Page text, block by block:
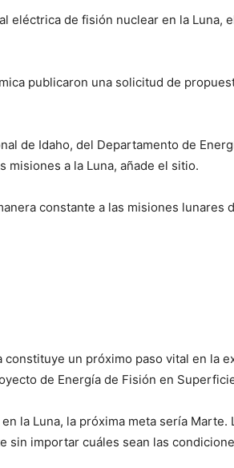
eléctrica de fisión nuclear en la Luna,
publicaron una solicitud de
de Idaho, del Departamento de
misiones a la Luna, añade el sitio.
constante a las misiones lunares
un próximo paso vital en la
de Energía de Fisión en
la Luna, la próxima meta sería
importar cuáles sean las